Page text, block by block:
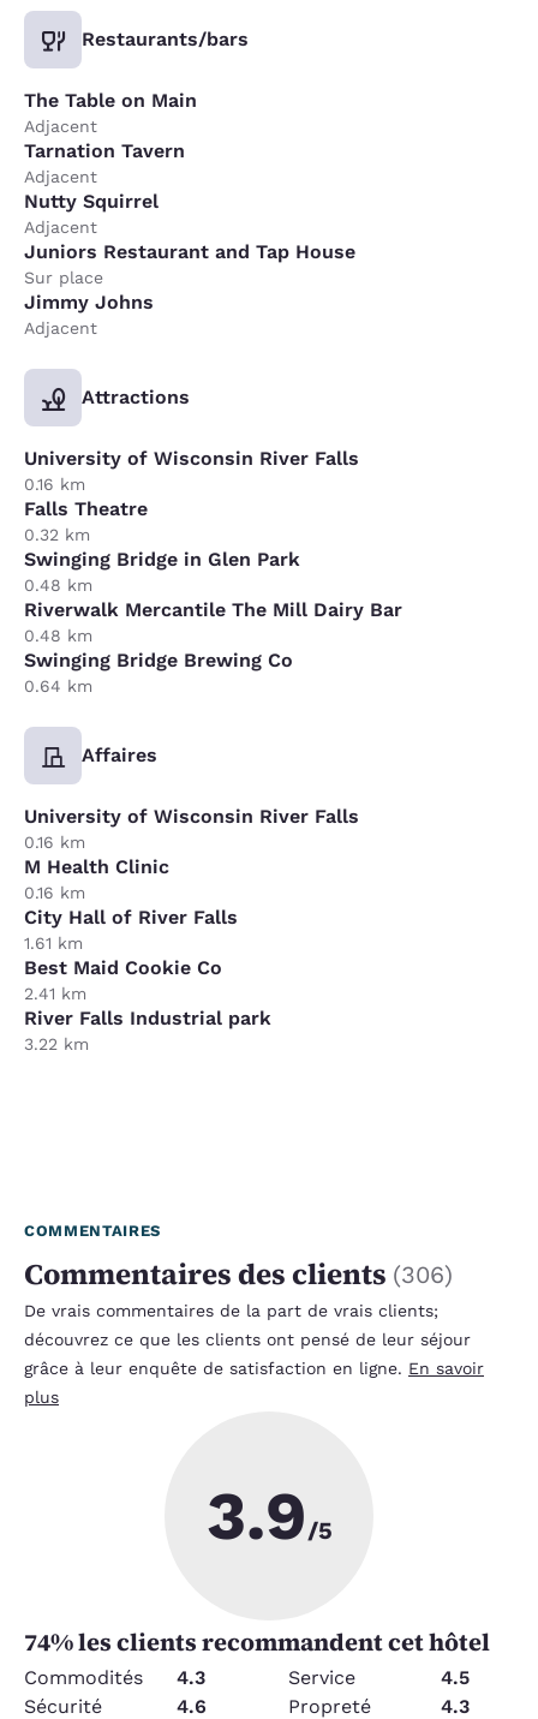
Restaurants/bars
The Table on Main
Adjacent
Tarnation Tavern
Adjacent
Nutty Squirrel
Adjacent
Juniors Restaurant and Tap House
Sur place
Jimmy Johns
Adjacent
Attractions
University of Wisconsin River Falls
0.16 km
Falls Theatre
0.32 km
Swinging Bridge in Glen Park
0.48 km
Riverwalk Mercantile The Mill Dairy Bar
0.48 km
Swinging Bridge Brewing Co
0.64 km
Affaires
University of Wisconsin River Falls
0.16 km
M Health Clinic
0.16 km
City Hall of River Falls
1.61 km
Best Maid Cookie Co
2.41 km
River Falls Industrial park
3.22 km
COMMENTAIRES
Commentaires des clients (306)
De vrais commentaires de la part de vrais clients;
découvrez ce que les clients ont pensé de leur séjour
grâce à leur enquête de satisfaction en ligne. En savoir
plus
3.9/5
74% les clients recommandent cet hôtel
Commodités 4.3 Service
4.5
Sécurité
4.6 Propreté
4.3